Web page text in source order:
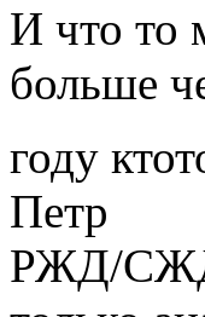
И что то
больше
году
Петр
РЖД/